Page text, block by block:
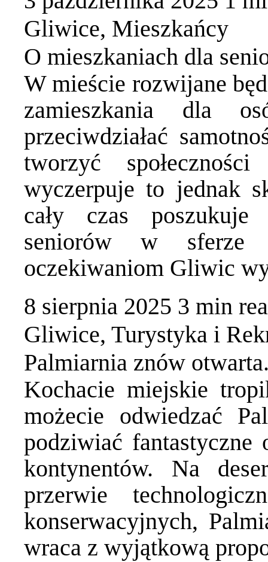
Gliwice, Mieszkańcy
O mieszkaniach dla
W mieście rozwijane
zamieszkania dla
przeciwdziałać
tworzyć
wyczerpuje to jednak
cały czas
seniorów w sferze
oczekiwaniom Gliwic
8 sierpnia 2025 3 min
Gliwice, Turystyka i
Palmiarnia znów
Kochacie miejskie
możecie odwiedzać
podziwiać
kontynentów. Na
przerwie
konserwacyjnych,
wraca z wyjątkową